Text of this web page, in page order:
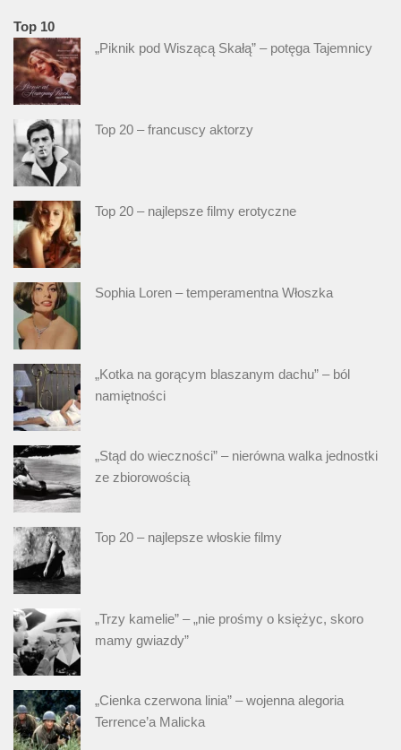
Top 10
„Piknik pod Wiszącą Skałą” – potęga Tajemnicy
Top 20 – francuscy aktorzy
Top 20 – najlepsze filmy erotyczne
Sophia Loren – temperamentna Włoszka
„Kotka na gorącym blaszanym dachu” – ból
namiętności
„Stąd do wieczności” – nierówna walka jednostki
ze zbiorowością
Top 20 – najlepsze włoskie filmy
„Trzy kamelie” – „nie prośmy o księżyc, skoro
mamy gwiazdy”
„Cienka czerwona linia” – wojenna alegoria
Terrence’a Malicka